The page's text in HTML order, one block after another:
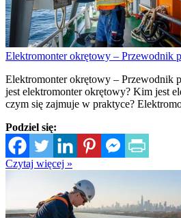
Elektromonter okrętowy – Przewodnik
Elektromonter okrętowy – Przewodnik
jest elektromonter okrętowy? Kim jest
czym się zajmuje w praktyce?
Podziel się:
Czytaj więcej »